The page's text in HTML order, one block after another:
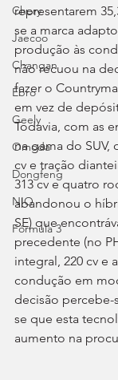
Chery
Jaecoo
Changan
Ebro
Geely
Omoda
Dongfeng
NIO
Fórmula 3
representarem
se a marca
produção às
não recuou na
fazer o
em vez de
Todavia, com as
na gama do SUV,
cv e tração
313 cv e quatro
abandonou o
SE) que
precedente (no
integral, 220 cv e
condução em
decisão percebe-
se que esta
aumento na